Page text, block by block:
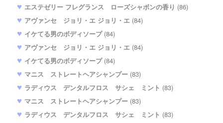
エステゼリー フレグランス ローズシャボンの香り (86)
アヴァンセ ジョリ・エ ジョリ・エ (84)
イケてる男のボディソープ(84)
アヴァンセ ジョリ・エ ジョリ・エ (84)
イケてる男のボディソープ(84)
マニス ストレートヘアシャンプー (83)
ラディウス デンタルフロス サシェ ミント (83)
マニス ストレートヘアシャンプー (83)
ラディウス デンタルフロス サシェ ミント (83)